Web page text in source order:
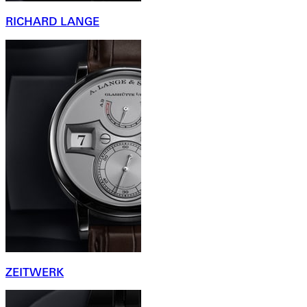
RICHARD LANGE
ZEITWERK